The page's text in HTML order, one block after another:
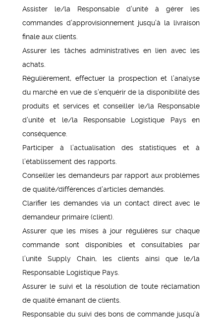
Assister le/la Responsable d’unité à gérer les
commandes d’approvisionnement jusqu’à la livraison
finale aux clients.
Assurer les tâches administratives en lien avec les
achats.
Régulièrement, effectuer la prospection et l’analyse
du marché en vue de s’enquérir de la disponibilité des
produits et services et conseiller le/la Responsable
d’unité et le/la Responsable Logistique Pays en
conséquence.
Participer à l’actualisation des statistiques et à
l’établissement des rapports.
Conseiller les demandeurs par rapport aux problèmes
de qualité/différences d’articles demandés.
Clarifier les demandes via un contact direct avec le
demandeur primaire (client).
Assurer que les mises à jour régulières sur chaque
commande sont disponibles et consultables par
l’unité Supply Chain, les clients ainsi que le/la
Responsable Logistique Pays.
Assurer le suivi et la résolution de toute réclamation
de qualité émanant de clients.
Responsable du suivi des bons de commande jusqu’à